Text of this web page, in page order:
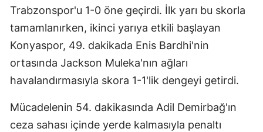
Trabzonspor'u 1-0 öne geçirdi. İlk yarı bu skorla
tamamlanırken, ikinci yarıya etkili başlayan
Konyaspor, 49. dakikada Enis Bardhi'nin
ortasında Jackson Muleka'nın ağları
havalandırmasıyla skora 1-1'lik dengeyi getirdi.
Mücadelenin 54. dakikasında Adil Demirbağ'ın
ceza sahası içinde yerde kalmasıyla penaltı